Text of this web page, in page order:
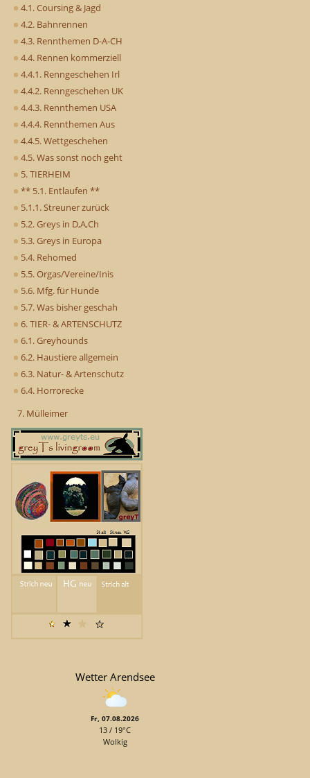
4.1. Coursing & Jagd
4.2. Bahnrennen
4.3. Rennthemen D-A-CH
4.4. Rennen kommerziell
4.4.1. Renngeschehen Irl
4.4.2. Renngeschehen UK
4.4.3. Rennthemen USA
4.4.4. Rennthemen Aus
4.4.5. Wettgeschehen
4.5. Was sonst noch geht
5. TIERHEIM
** 5.1. Entlaufen **
5.1.1. Streuner zurück
5.2. Greys in D,A,Ch
5.3. Greys in Europa
5.4. Rehomed
5.5. Orgas/Vereine/Inis
5.6. Mfg. für Hunde
5.7. Was bisher geschah
6. TIER- & ARTENSCHUTZ
6.1. Greyhounds
6.2. Haustiere allgemein
6.3. Natur- & Artenschutz
6.4. Horrorecke
7. Mülleimer
Wetter Arendsee
Fr, 07.08.2026
13 / 19°C
Wolkig